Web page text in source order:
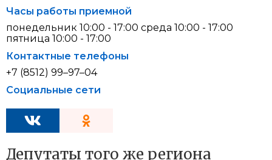
Часы работы приемной
понедельник 10:00 - 17:00 среда 10:00 - 17:00
пятница 10:00 - 17:00
Контактные телефоны
+7 (8512) 99–97–04
Социальные сети
Депутаты того же региона